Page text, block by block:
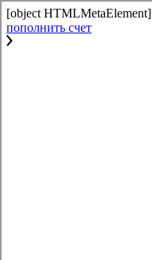
[object HTMLMetaElement]
пополнить счет